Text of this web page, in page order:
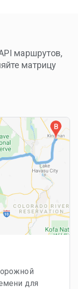
маршрутов,
матрицу
для